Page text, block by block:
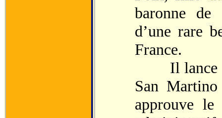
baronne de
d’une rare
France.
Il lance la
San
approuve